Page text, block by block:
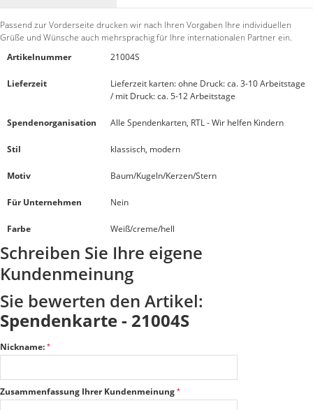
Passend zur Vorderseite drucken wir nach Ihren Vorgaben Ihre individuellen
Grüße und Wünsche auch mehrsprachig für Ihre internationalen Partner ein.
Artikelnummer
21004S
Lieferzeit
Lieferzeit karten: ohne Druck: ca. 3-10 Arbeitstage
/ mit Druck: ca. 5-12 Arbeitstage
Spendenorganisation Alle Spendenkarten, RTL - Wir helfen Kindern
Stil klassisch, modern
Motiv Baum/Kugeln/Kerzen/Stern
Für Unternehmen Nein
Farbe Weiß/creme/hell
Schreiben Sie Ihre eigene
Kundenmeinung
Sie bewerten den Artikel:
Spendenkarte - 21004S
Nickname:
Zusammenfassung Ihrer Kundenmeinung